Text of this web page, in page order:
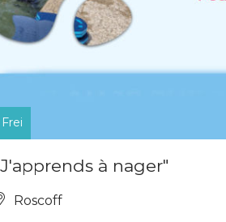
Frei
à nager"
Roscoff